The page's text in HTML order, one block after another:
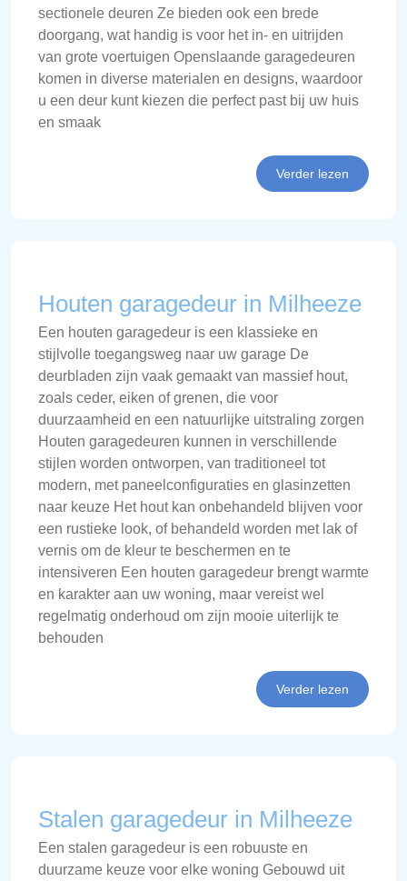
sectionele deuren Ze bieden ook een brede
doorgang, wat handig is voor het in- en uitrijden
van grote voertuigen Openslaande garagedeuren
komen in diverse materialen en designs, waardoor
u een deur kunt kiezen die perfect past bij uw huis
en smaak
Verder lezen
Houten garagedeur in Milheeze
Een houten garagedeur is een klassieke en
stijlvolle toegangsweg naar uw garage De
deurbladen zijn vaak gemaakt van massief hout,
zoals ceder, eiken of grenen, die voor
duurzaamheid en een natuurlijke uitstraling zorgen
Houten garagedeuren kunnen in verschillende
stijlen worden ontworpen, van traditioneel tot
modern, met paneelconfiguraties en glasinzetten
naar keuze Het hout kan onbehandeld blijven voor
een rustieke look, of behandeld worden met lak of
vernis om de kleur te beschermen en te
intensiveren Een houten garagedeur brengt warmte
en karakter aan uw woning, maar vereist wel
regelmatig onderhoud om zijn mooie uiterlijk te
behouden
Verder lezen
Stalen garagedeur in Milheeze
Een stalen garagedeur is een robuuste en
duurzame keuze voor elke woning Gebouwd uit